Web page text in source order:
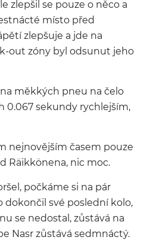
zlepšil se pouze o něco a
místo před
zlepšuje a jde na
out zóny byl odsunut jeho
na měkkých pneu na čelo
0.067 sekundy rychlejším,
nejnovějším časem pouze
Räikkönena, nic moc.
počkáme si na pár
dokončil své poslední kolo,
se nedostal, zůstává na
Nasr zůstává sedmnáctý.